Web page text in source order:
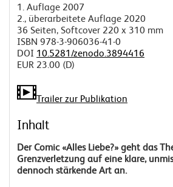
1. Auflage 2007
2., überarbeitete Auflage 2020
36 Seiten, Softcover 220 x 310 mm
ISBN 978-3-906036-41-0
DOI 10.5281/zenodo.3894416
EUR 23.00 (D)
Trailer zur Publikation
Inhalt
Der Comic «Alles Liebe?» geht das
Grenzverletzung auf eine klare,
dennoch stärkende Art an.